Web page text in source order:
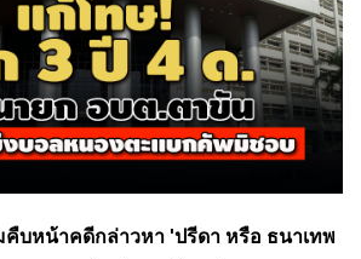
คืบหน้าคดีกล่าวหา 'ปรีดา หรือ ธนาเทพ